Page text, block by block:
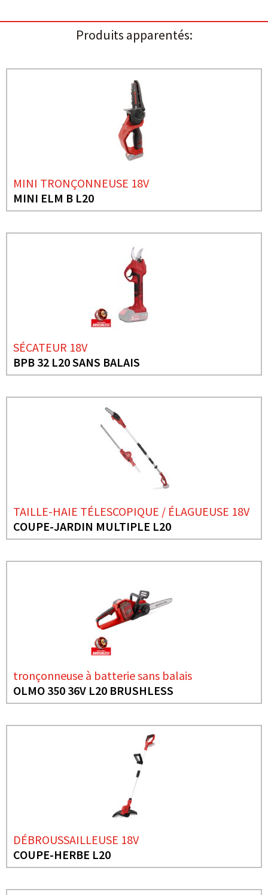
Produits apparentés:
MINI TRONÇONNEUSE 18V
MINI ELM B L20
SÉCATEUR 18V
BPB 32 L20 SANS BALAIS
TAILLE-HAIE TÉLESCOPIQUE / ÉLAGUEUSE 18V
COUPE-JARDIN MULTIPLE L20
tronçonneuse à batterie sans balais
OLMO 350 36V L20 BRUSHLESS
DÉBROUSSAILLEUSE 18V
COUPE-HERBE L20